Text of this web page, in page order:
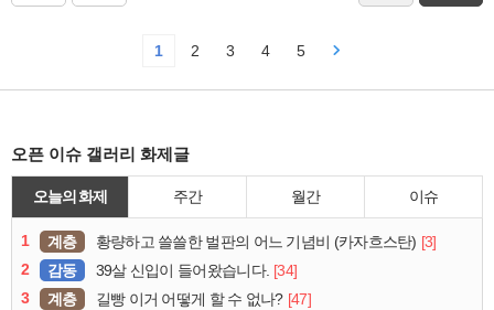
1 2 3 4 5
오픈 이슈 갤러리 화제글
오늘의 화제 주간 월간 이슈
1 계층 황량하고 쓸쓸한 벌판의 어느 기념비 (카자흐스탄) [3]
2
감동 39살 신입이 들어왔습니다. [34]
3
계층 길빵 이거 어떻게 할 수 없나? [47]